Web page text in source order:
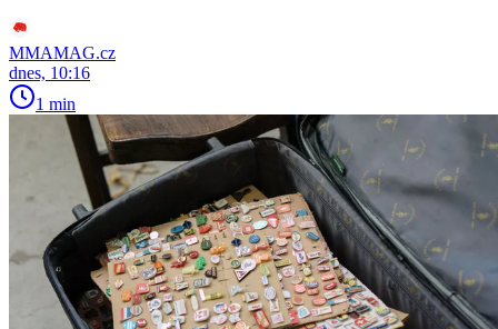
MMAMAG.cz
dnes, 10:16
1 min